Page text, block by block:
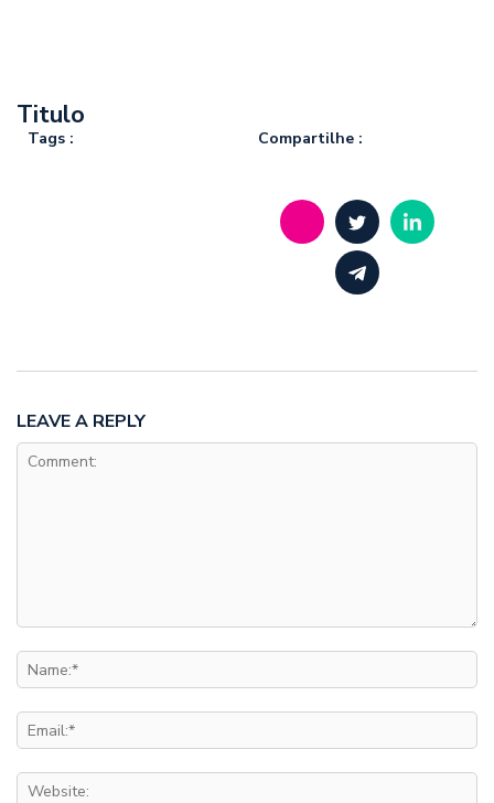
Titulo
Tags : Compartilhe :
LEAVE A REPLY